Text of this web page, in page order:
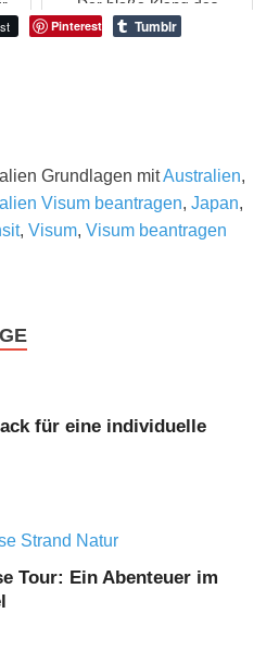
Der bloße Klang des
Namens Neuseeland lässt
mein Herz vor Aufregung
Pinterest Tumblr
Grundlagen mitAustralien,
Visum beantragen, Japan,
, Visum, Visum beantragen
für eine individuelle
Tour: Ein Abenteuer im